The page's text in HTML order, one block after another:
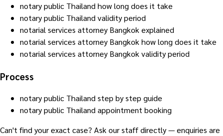
notary public Thailand how long does it take
notary public Thailand validity period
notarial services attorney Bangkok explained
notarial services attorney Bangkok how long does it take
notarial services attorney Bangkok validity period
Process
notary public Thailand step by step guide
notary public Thailand appointment booking
Can't find your exact case? Ask our staff directly — enquiries are